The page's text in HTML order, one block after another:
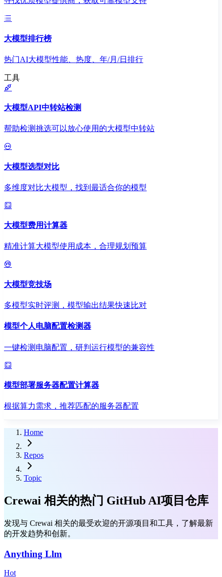
大模型排行榜
热门AI大模型性能、热度、年/月/日排行
工具
大模型API中转站检测
帮助检测挑选可以放心使用的大模型中转站
大模型选型对比
多维度对比大模型，找到最适合你的模型
大模型费用计算器
精准计算大模型使用成本，合理规划预算
大模型竞技场
多模型实时评测，模型输出结果快速比对
模型个人电脑配置检测器
一键检测电脑配置，研判运行模型的兼容性
模型部署服务器配置计算器
根据算力需求，推荐匹配的服务器配置
Home
Repos
Topic
Crewai 相关的热门 GitHub AI项目仓库
发现与 Crewai 相关的最受欢迎的开源项目和工具，了解最新
的开发趋势和创新。
Anything Llm
Hot